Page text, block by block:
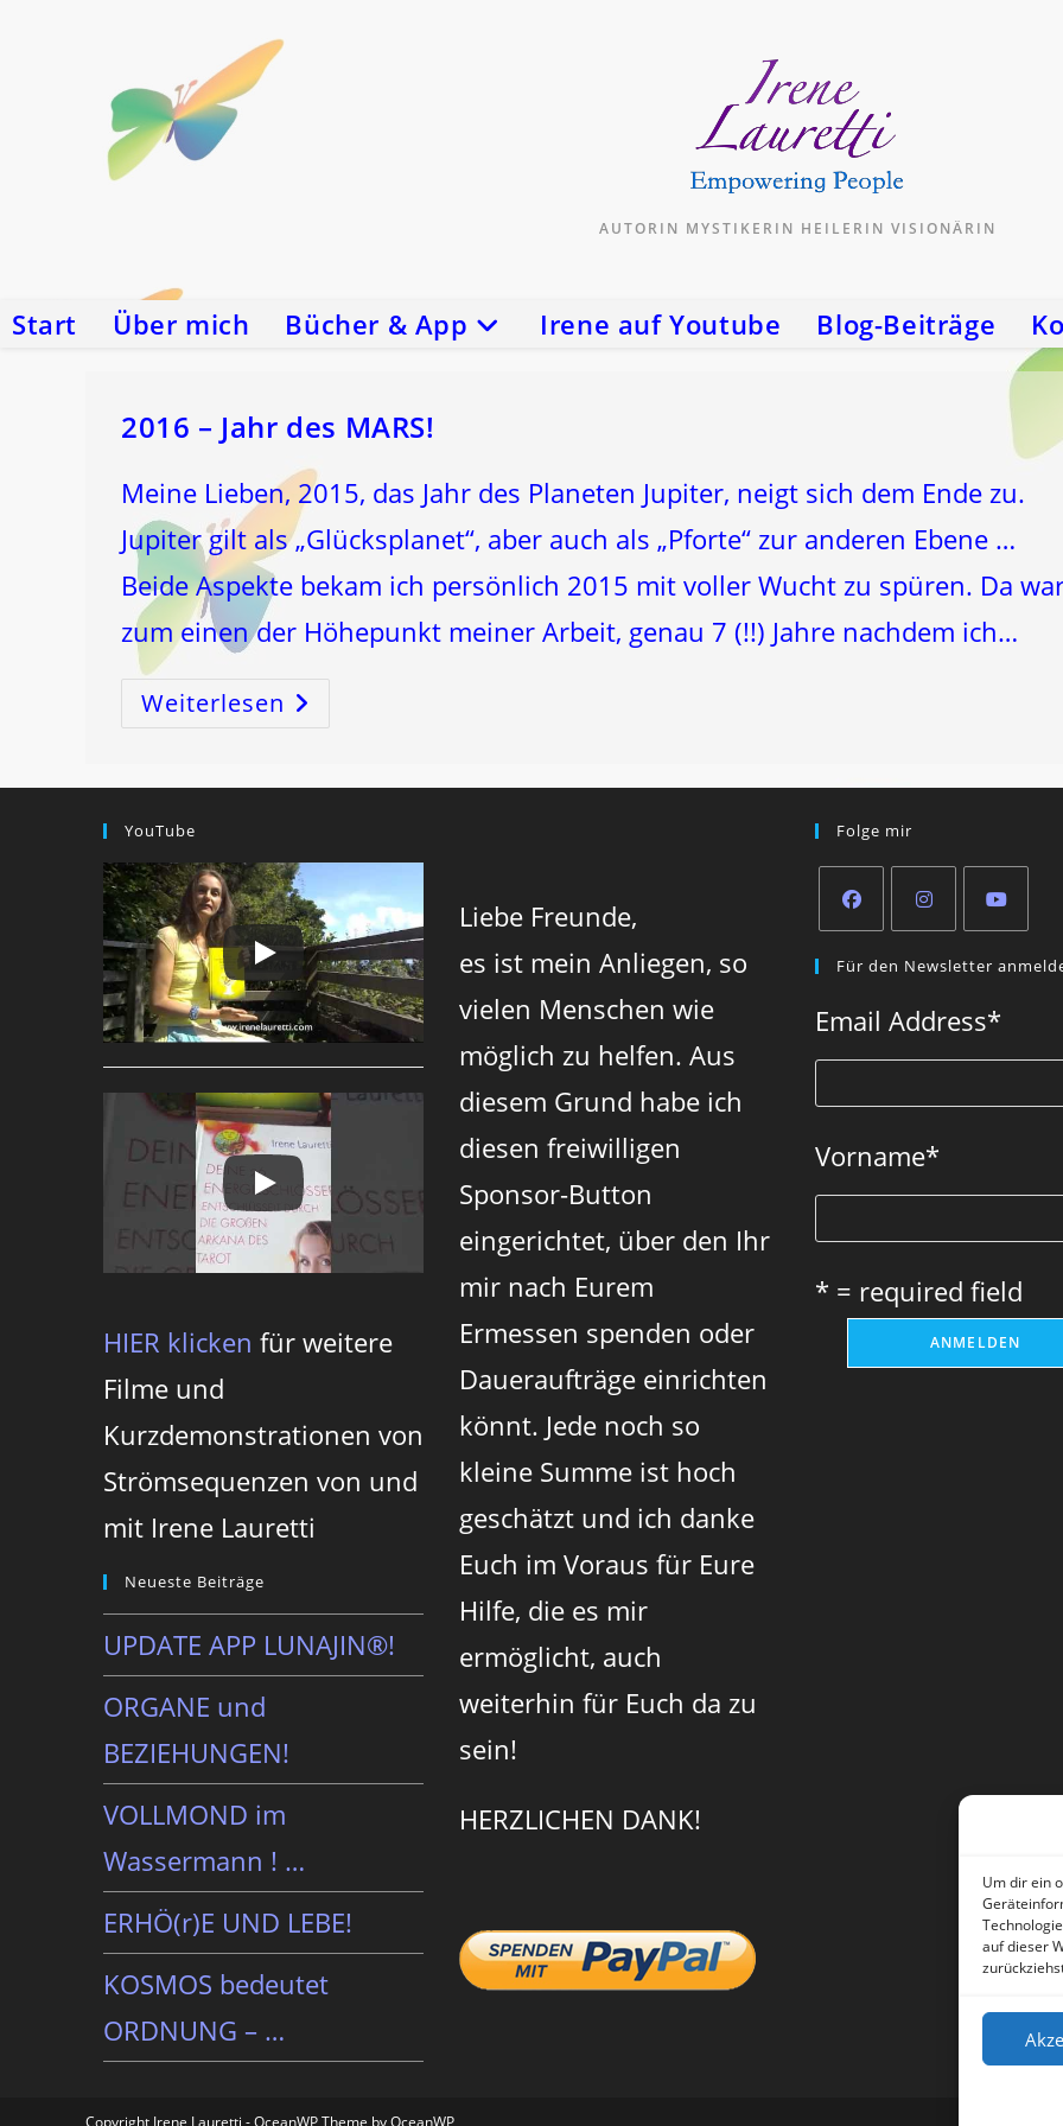
Um dir ein
auf dieser
AUTORIN MYSTIKERIN HEILERIN VISIONÄRIN
Start Über mich Bücher & App Irene auf Youtube Blog-Beiträge
2016 – Jahr des MARS!
Meine Lieben, 2015, das Jahr des Planeten Jupiter, neigt sich dem Ende zu.
Jupiter gilt als „Glücksplanet“, aber auch als „Pforte“ zur anderen Ebene …
Beide Aspekte bekam ich persönlich 2015 mit voller Wucht zu spüren. Da
zum einen der Höhepunkt meiner Arbeit, genau 7 (!!) Jahre nachdem ich…
Weiterlesen 2016
Jahr
YouTube
HIER klicken für weitere
Filme und
Kurzdemonstrationen von
Strömsequenzen von und
mit Irene Lauretti
Neueste Beiträge
UPDATE APP LUNAJIN®!
ORGANE und
BEZIEHUNGEN!
VOLLMOND im
Wassermann ! …
ERHÖ(r)E UND LEBE!
KOSMOS bedeutet
ORDNUNG – …
Liebe Freunde,
es ist mein Anliegen, so
vielen Menschen wie
möglich zu helfen. Aus
diesem Grund habe ich
diesen freiwilligen
Sponsor-Button
eingerichtet, über den Ihr
mir nach Eurem
Ermessen spenden oder
Daueraufträge einrichten
könnt. Jede noch so
kleine Summe ist hoch
geschätzt und ich danke
Euch im Voraus für Eure
Hilfe, die es mir
ermöglicht, auch
weiterhin für Euch da zu
sein!
HERZLICHEN DANK!
Folge mir
in
new
tab
in
new
tab
in
new
tab
Für den Newsletter
Email Address*
Vorname*
* = required field
Copyright Irene Lauretti - OceanWP Theme by OceanWP